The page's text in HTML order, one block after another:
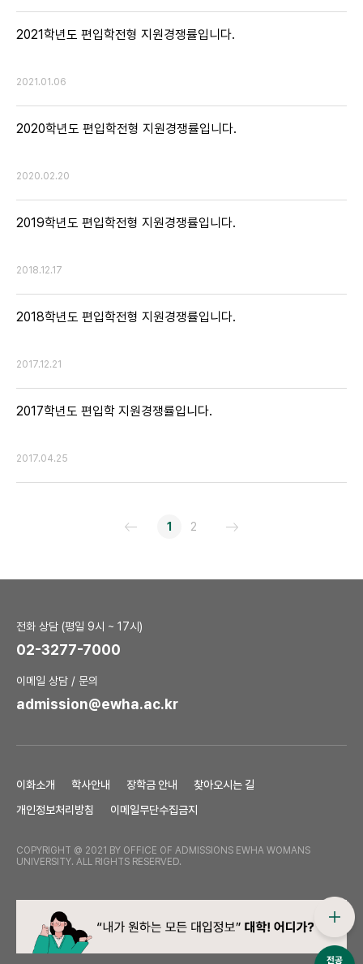
2021학년도 편입학전형 지원경쟁률입니다.
2021.01.06
2020학년도 편입학전형 지원경쟁률입니다.
2020.02.20
2019학년도 편입학전형 지원경쟁률입니다.
2018.12.17
2018학년도 편입학전형 지원경쟁률입니다.
2017.12.21
2017학년도 편입학 지원경쟁률입니다.
2017.04.25
1 2
전화 상담 (평일 9시 ~ 17시)
02-3277-7000
이메일 상담 / 문의
admission@ewha.ac.kr
이화소개 학사안내 장학금 안내
찾아오시는 길
개인정보처리방침
이메일무단수집금지
COPYRIGHT @ 2021 BY OFFICE OF ADMISSIONS EWHA WOMANS
UNIVERSITY. ALL RIGHTS RESERVED.